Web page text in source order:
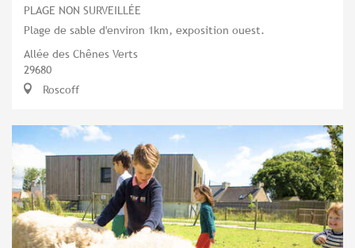
PLAGE NON SURVEILLÉE
Plage de sable d'environ 1km, exposition ouest.
Allée des Chênes Verts
29680
Roscoff